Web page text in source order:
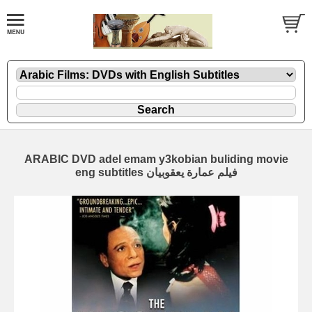
ARABIC DVD adel emam y3kobian buliding movie
eng subtitles فيلم عمارة يعقوبيان